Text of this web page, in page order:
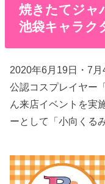
焼きたてジャ
池袋キャラク
2020年6月19日・7
公認コスプレイヤー
ん来店イベントを実
ーとして「小向くる